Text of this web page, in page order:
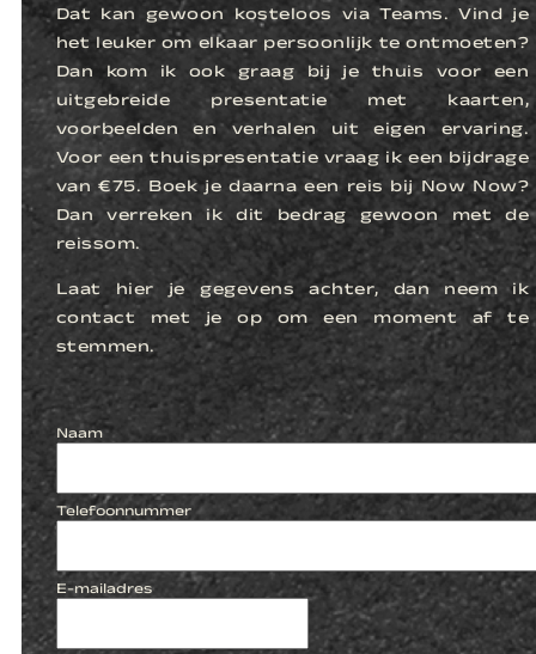
Dat kan gewoon kosteloos via Teams. Vind je
het leuker om elkaar persoonlijk te ontmoeten?
Dan kom ik ook graag bij je thuis voor een
uitgebreide presentatie met kaarten,
voorbeelden en verhalen uit eigen ervaring.
Voor een thuispresentatie vraag ik een bijdrage
van €75. Boek je daarna een reis bij Now Now?
Dan verreken ik dit bedrag gewoon met de
reissom.
Laat hier je gegevens achter, dan neem ik
contact met je op om een moment af te
stemmen.
Naam
Telefoonnummer
E-mailadres